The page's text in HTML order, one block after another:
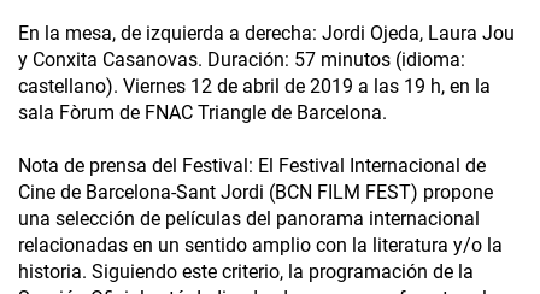
En la mesa, de izquierda a derecha: Jordi Ojeda, Laura Jou
y Conxita Casanovas. Duración: 57 minutos (idioma:
castellano). Viernes 12 de abril de 2019 a las 19 h, en la
sala Fòrum de FNAC Triangle de Barcelona.
Nota de prensa del Festival: El Festival Internacional de
Cine de Barcelona-Sant Jordi (BCN FILM FEST) propone
una selección de películas del panorama internacional
relacionadas en un sentido amplio con la literatura y/o la
historia. Siguiendo este criterio, la programación de la